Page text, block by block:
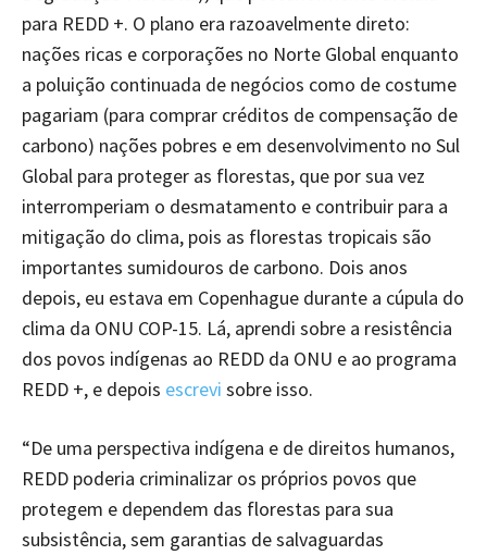
para REDD +. O plano era razoavelmente direto:
nações ricas e corporações no Norte Global enquanto
a poluição continuada de negócios como de costume
pagariam (para comprar créditos de compensação de
carbono) nações pobres e em desenvolvimento no Sul
Global para proteger as florestas, que por sua vez
interromperiam o desmatamento e contribuir para a
mitigação do clima, pois as florestas tropicais são
importantes sumidouros de carbono. Dois anos
depois, eu estava em Copenhague durante a cúpula do
clima da ONU COP-15. Lá, aprendi sobre a resistência
dos povos indígenas ao REDD da ONU e ao programa
REDD +, e depois escrevi sobre isso.
“De uma perspectiva indígena e de direitos humanos,
REDD poderia criminalizar os próprios povos que
protegem e dependem das florestas para sua
subsistência, sem garantias de salvaguardas